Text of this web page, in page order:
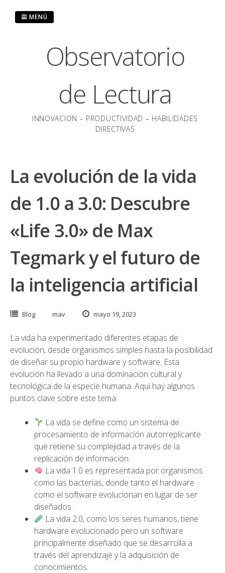
Observatorio
de Lectura
INNOVACION – PRODUCTIVIDAD – HABILIDADES
DIRECTIVAS
MENÚ
La evolución de la vida
de 1.0 a 3.0: Descubre
«Life 3.0» de Max
Tegmark y el futuro de
la inteligencia artificial
Blog mav mayo 19, 2023
La vida ha experimentado diferentes etapas de
evolución, desde organismos simples hasta la posibilidad
de diseñar su propio hardware y software. Esta
evolución ha llevado a una dominación cultural y
tecnológica de la especie humana. Aquí hay algunos
puntos clave sobre este tema:
La vida se define como un sistema de
procesamiento de información autorreplicante
que retiene su complejidad a través de la
replicación de información.
La vida 1.0 es representada por organismos
como las bacterias, donde tanto el hardware
como el software evolucionan en lugar de ser
diseñados.
La vida 2.0, como los seres humanos, tiene
hardware evolucionado pero un software
principalmente diseñado que se desarrolla a
través del aprendizaje y la adquisición de
conocimientos.